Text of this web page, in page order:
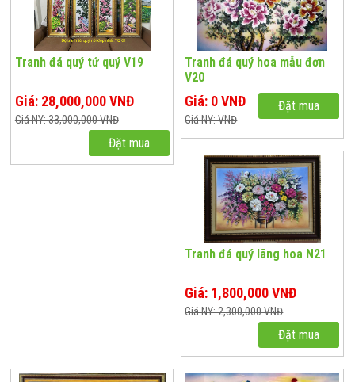
Tranh đá quý tứ quý V19
Giá: 28,000,000 VNĐ
Giá NY: 33,000,000 VNĐ
Đặt mua
Tranh đá quý hoa mẫu đơn
V20
Giá: 0 VNĐ
Giá NY: VNĐ
Đặt mua
Tranh đá quý lãng hoa N21
Giá: 1,800,000 VNĐ
Giá NY: 2,300,000 VNĐ
Đặt mua